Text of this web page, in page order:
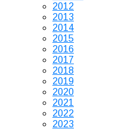
2012
2013
2014
2015
2016
2017
2018
2019
2020
2021
2022
2023